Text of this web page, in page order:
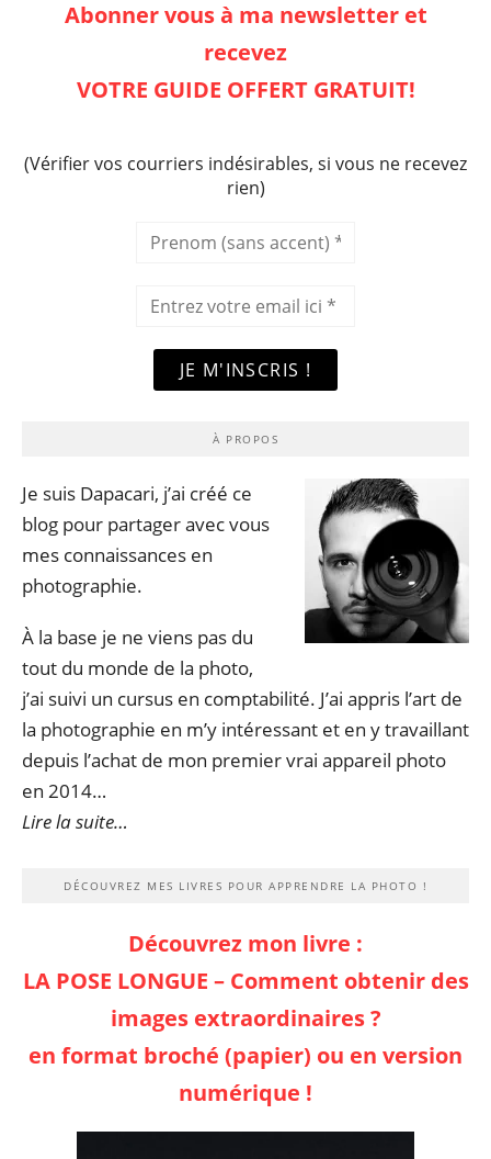
Abonner vous à ma newsletter et
recevez
VOTRE GUIDE OFFERT GRATUIT!
(Vérifier vos courriers indésirables, si vous ne recevez
rien)
À PROPOS
Je suis Dapacari, j’ai créé ce
blog pour partager avec vous
mes connaissances en
photographie.
À la base je ne viens pas du
tout du monde de la photo,
j’ai suivi un cursus en comptabilité. J’ai appris l’art de
la photographie en m’y intéressant et en y travaillant
depuis l’achat de mon premier vrai appareil photo
en 2014…
Lire la suite…
DÉCOUVREZ MES LIVRES POUR APPRENDRE LA PHOTO !
Découvrez mon livre :
LA POSE LONGUE – Comment obtenir des
images extraordinaires ?
en format broché (papier) ou en version
numérique !